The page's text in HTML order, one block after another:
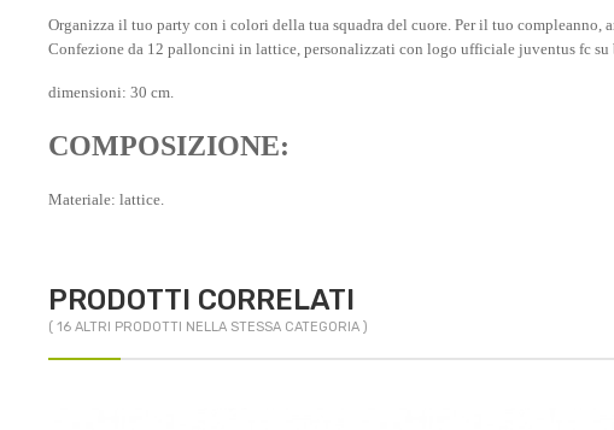
Organizza il tuo party con i colori della tua squadra del cuore. Per il tuo
Confezione da 12 palloncini in lattice, personalizzati con logo ufficiale juventus fc su
dimensioni: 30 cm.
COMPOSIZIONE:
Materiale: lattice.
PRODOTTI CORRELATI
( 16 ALTRI PRODOTTI NELLA STESSA CATEGORIA )